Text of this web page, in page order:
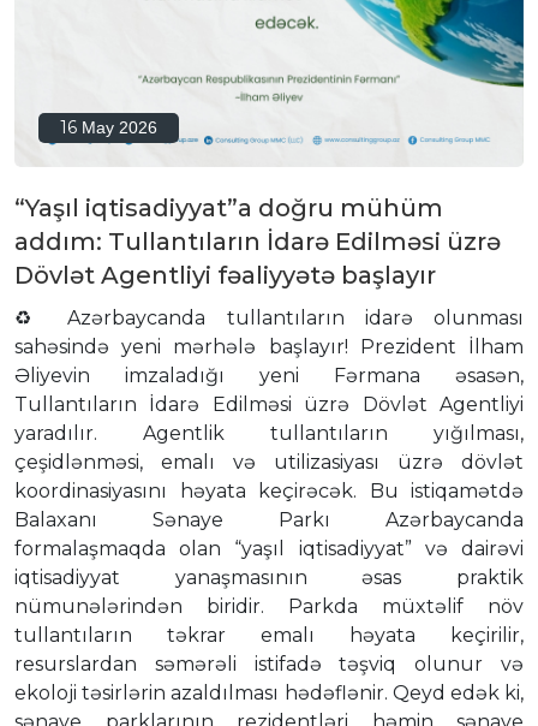
16 May 2026
“Yaşıl iqtisadiyyat”a doğru mühüm
addım: Tullantıların İdarə Edilməsi üzrə
Dövlət Agentliyi fəaliyyətə başlayır
♻️ Azərbaycanda tullantıların idarə olunması
sahəsində yeni mərhələ başlayır! Prezident İlham
Əliyevin imzaladığı yeni Fərmana əsasən,
Tullantıların İdarə Edilməsi üzrə Dövlət Agentliyi
yaradılır. Agentlik tullantıların yığılması,
çeşidlənməsi, emalı və utilizasiyası üzrə dövlət
koordinasiyasını həyata keçirəcək. Bu istiqamətdə
Balaxanı Sənaye Parkı Azərbaycanda
formalaşmaqda olan “yaşıl iqtisadiyyat” və dairəvi
iqtisadiyyat yanaşmasının əsas praktik
nümunələrindən biridir. Parkda müxtəlif növ
tullantıların təkrar emalı həyata keçirilir,
resurslardan səmərəli istifadə təşviq olunur və
ekoloji təsirlərin azaldılması hədəflənir. Qeyd edək ki,